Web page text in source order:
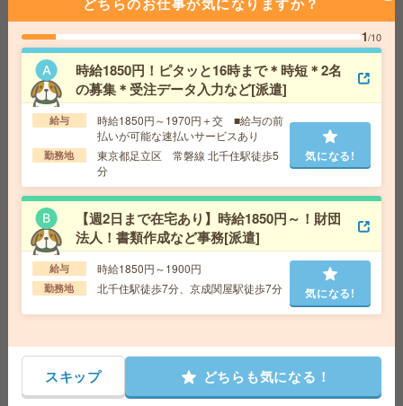
東京都千代田区 中央・総武線各停 飯田橋駅
徒歩7分
時給1700円！人気の大学勤務＊提出書類管理など＊17時
45分まで[派遣]
給 与 時給1700円～1900円＋交 【月収例】314,5
00円～ ■給与の前払いが可能な速払いサービスあり
交通費 交通費支給あり
東京都足立区 東武伊勢崎線 堀切駅徒歩5
分、京成本線 京成関屋駅徒歩8分
気になる!
座り仕事！給与即払いOK！高時給！土日休み！受入れ・
梱包作業[派遣]
給 与 時給1500円
交通費 交通費支給有り
1900円＊＜9月中＞社内食堂あり！基本残業なしの事務サ
1/10
時給1850円！ピタッと16時まで＊時短＊2名
の募集＊受注データ入力など[派遣]
給与
時給1850円～1970円＋交 ■給与の前
払いが可能な速払いサービスあり
勤務地
東京都足立区 常磐線 北千住駅徒歩5
分
気になる!
【週2日まで在宅あり】時給1850円～！財団
法人！書類作成など事務[派遣]
給与 時給1850円～1900円
勤務地 北千住駅徒歩7分、京成関屋駅徒歩7分 気になる!
スキップ どちらも気になる！